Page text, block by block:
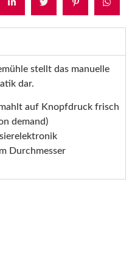
stellt das manuelle
dar.
auf Knopfdruck frisch
demand)
Durchmesser